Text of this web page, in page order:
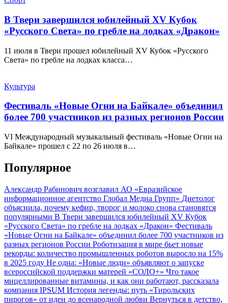
В Твери завершился юбилейный XV Кубок
«Русского Света» по гребле на лодках «Дракон»
11 июля в Твери прошел юбилейный XV Кубок «Русского
Света» по гребле на лодках класса…
Культура
Фестиваль «Новые Огни на Байкале» объединил
более 700 участников из разных регионов России
VI Международный музыкальный фестиваль «Новые Огни на
Байкале» прошел с 22 по 26 июля в…
Популярное
Александр Рабинович возглавил АО «Евразийское
информационное агентство Глобал Медиа Групп» Диетолог
объяснила, почему кефир, творог и молоко снова становятся
популярными В Твери завершился юбилейный XV Кубок
«Русского Света» по гребле на лодках «Дракон» Фестиваль
«Новые Огни на Байкале» объединил более 700 участников из
разных регионов России Роботизация в мире бьет новые
рекорды: количество промышленных роботов выросло на 15%
в 2025 году Не одна: «Новые люди» объявляют о запуске
всероссийской поддержки матерей «СОЛО+» Что такое
мицеллированные витамины, и как они работают, рассказала
компания IPSUM История легенды: путь «Тирольских
пирогов» от идеи до всенародной любви Вернуться в детство,